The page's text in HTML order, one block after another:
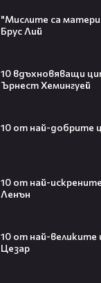
"Мислите са
Брус Лий
10 вдъхновяващи
Ърнест Хемингуей
10 от най-добрите
10 от най-
Ленън
10 от най-
Цезар
Кристофър
странното
милиарда